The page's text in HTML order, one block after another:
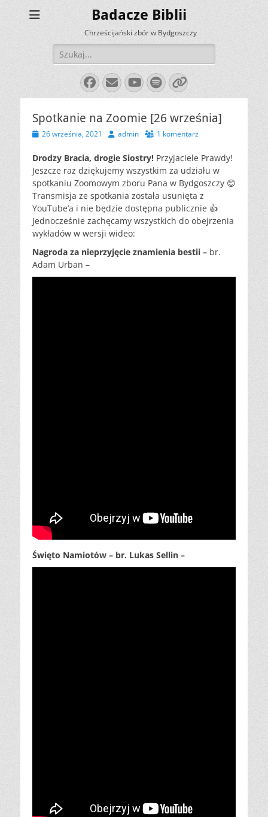
Badacze Biblii
Chrześcijański zbór w Bydgoszczy
Szukaj:
Facebook
E-
mail
YouTube
Spotify
Link
Spotkanie na Zoomie [26 września]
Opublikowano
26 września, 2021 Autoradmin 1 komentarz
Drodzy Bracia, drogie Siostry! Przyjaciele Prawdy!
Jeszcze raz dziękujemy wszystkim za udziału w
spotkaniu Zoomowym zboru Pana w Bydgoszczy 😊
Transmisja ze spotkania została usunięta z
YouTube’a i nie będzie dostępna publicznie 👍
Jednocześnie zachęcamy wszystkich do obejrzenia
wykładów w wersji wideo:
Nagroda za nieprzyjęcie znamienia bestii – br.
Adam Urban –
Święto Namiotów – br. Lukas Sellin –